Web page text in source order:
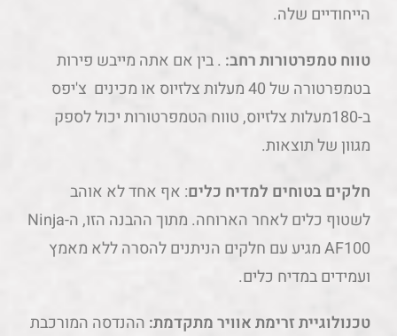
הייחודיים שלה.
טווח טמפרטורות רחב: . בין אם אתה מייבש פירות
בטמפרטורה של 40 מעלות צלזיוס או מכינים צ'יפס
ב-180מעלות צלזיוס, טווח הטמפרטורות יכול לספק
מגוון של תוצאות.
חלקים בטוחים למדיח כלים: אף אחד לא אוהב
לשטוף כלים לאחר הארוחה. מתוך ההבנה הזו, ה-Ninja
AF100 מגיע עם חלקים הניתנים להסרה ללא מאמץ
ועמידים במדיח כלים.
טכנולוגיית זרימת אוויר מתקדמת: ההנדסה המורכבת